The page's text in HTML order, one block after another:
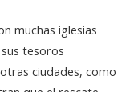
muchas iglesias
tesoros
ciudades, como